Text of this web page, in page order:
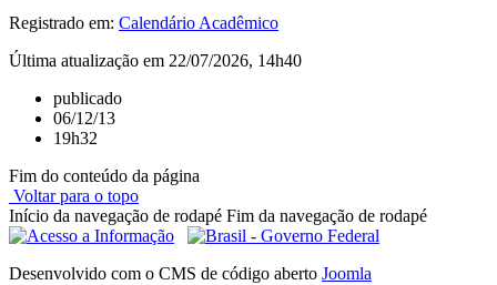
Registrado em: Calendário Acadêmico
Última atualização em 22/07/2026, 14h40
publicado
06/12/13
19h32
Fim do conteúdo da página
Voltar para o topo
Início da navegação de rodapé Fim da navegação de rodapé
Desenvolvido com o CMS de código aberto Joomla